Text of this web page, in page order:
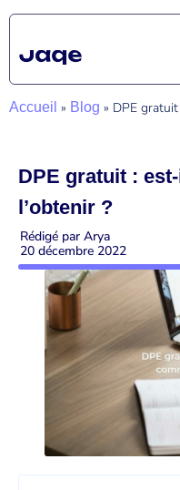
Accueil » Blog » DPE
DPE gratuit :
l’obtenir ?
Rédigé par Arya
20 décembre 2022